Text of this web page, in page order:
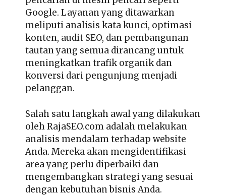
Google. Layanan yang ditawarkan
meliputi analisis kata kunci, optimasi
konten, audit SEO, dan pembangunan
tautan yang semua dirancang untuk
meningkatkan trafik organik dan
konversi dari pengunjung menjadi
pelanggan.
Salah satu langkah awal yang dilakukan
oleh RajaSEO.com adalah melakukan
analisis mendalam terhadap website
Anda. Mereka akan mengidentifikasi
area yang perlu diperbaiki dan
mengembangkan strategi yang sesuai
dengan kebutuhan bisnis Anda.